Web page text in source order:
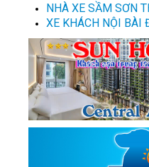
NHÀ XE SẦM SƠN
XE KHÁCH NỘI BÀI